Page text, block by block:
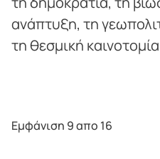
ανάπτυξη, τη
τη θεσμική καινοτομία
Εμφάνιση 9 απο 16